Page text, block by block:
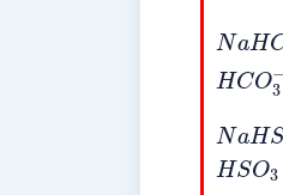
NaH
HCO−
3
NaHS
HSO3